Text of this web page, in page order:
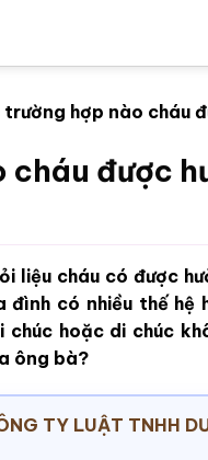
trường hợp nào cháu
được
liệu cháu có được
có nhiều thế
hoặc di chúc
ông bà?
TY LUẬT TNHH